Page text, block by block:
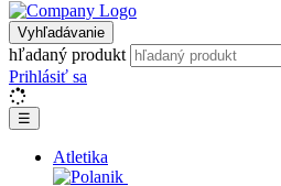
Vyhľadávanie
hľadaný produkt
Prihlásiť sa
☰
Atletika